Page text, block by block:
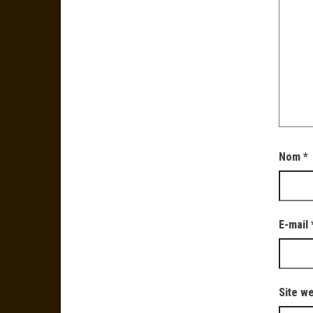
Nom*
E-mail
Site